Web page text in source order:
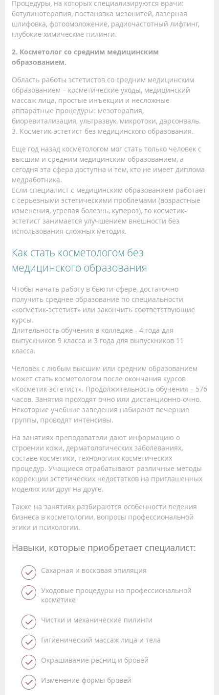
Процедуры, на которых специализируются врачи:
ботулинотерапия, постановка мезонитей, лазерная
шлифовка, фотоомоложение, радиочастотный лифтинг,
глубокие химические пилинги.
2. Косметолог со средним медицинским
образованием.
Область работы эстетистов со средним медицинским
образованием – косметические уходы, медицинский
массаж лица, простые инъекции и несложные
аппаратные процедуры: мезотерапия,
биоревитализация, ультразвук, микротоки, дарсонваль.
3. Косметик-эстетист без медицинского образования.
Еще год назад косметологом мог стать только человек с
высшим и средним медицинским образованием, а
сегодня эта сфера доступна и тем, кто не имеет диплома
медработника.
Если специалист с медицинским образованием работает
с серьезными эстетическими проблемами (возрастные
изменения, угревая болезнь, купероз), то косметик-
эстетист занимается улучшением внешности без
использования сложных методик.
Как стать косметологом без
медицинского образования
Чтобы начать работу в бьюти-сфере, достаточно
получить среднее образование по специальности
«косметик-эстетист» или закончить соответствующие
курсы.
Длительность обучения в колледже - 4 года для
выпускников 9 класса и 3 года для выпускников 11
класса.
Человек с любым высшим или средним образованием
может стать косметологом после окончания курсов
«Косметик-эстетист». Продолжительность обучения – 576
часов. Занятия проходят очно или дистанционно-очно.
Некоторые учебные заведения набирают вечерние
группы, проводят интенсивы.
На занятиях преподаватели дают информацию о
строении кожи, дерматологических заболеваниях,
составе косметики, технологиях косметических
процедур. Учащиеся отрабатывают различные методы
коррекции эстетических недостатков на приглашенных
моделях или друг на друге.
Также на занятиях разбираются особенности ведения
бизнеса в косметологии, вопросы профессиональной
этики и психологии.
Навыки, которые приобретает специалист:
Сахарная и восковая эпиляция
Уходовые процедуры на профессиональной
косметике
Чистки и механические пилинги
Гигиенический массаж лица и тела
Окрашивание ресниц и бровей
Изменение формы бровей